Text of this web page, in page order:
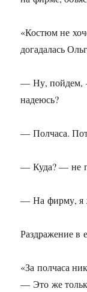
«Костюм не
догадалась
— Ну, пойдем,
надеюсь?
— Полчаса.
— Куда? — не
— На фирму, я
Раздражение в
«За полчаса
— Это же